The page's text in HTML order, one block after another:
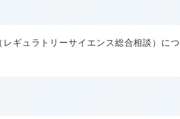
ギュラトリーサイエンス総合相談）に